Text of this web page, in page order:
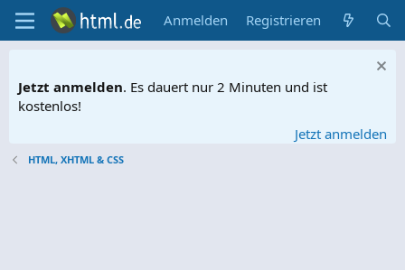
Anmelden Registrieren
Jetzt anmelden. Es dauert nur 2 Minuten und ist
kostenlos!
Jetzt anmelden
HTML, XHTML & CSS